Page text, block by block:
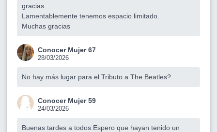
gracias.
Lamentablemente tenemos espacio limitado.
Muchas gracias
Conocer Mujer 67
28/03/2026
No hay más lugar para el Tributo a The Beatles?
Conocer Mujer 59
24/03/2026
Buenas tardes a todos Espero que hayan tenido un